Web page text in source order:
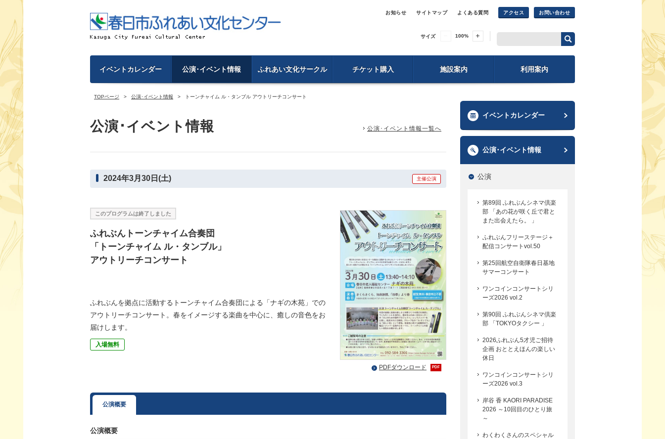
お知らせ サイトマップ よくある質問 アクセス お問い合わせ
サイズ 100%
イベントカレンダー 公演･イベント情報 ふれあい文化サークル チケット購入 施設案内 利用案内
TOPページ 公演･イベント情報 トーンチャイム ル・タンブル アウトリーチコンサート
公演･イベント情報 公演･イベント情報一覧へ
2024年3月30日(土) 主催公演
このプログラムは終了しました
ふれぶんトーンチャイム合奏団
「トーンチャイム ル・タンブル」
アウトリーチコンサート
ふれぶんを拠点に活動するトーンチャイム合奏団による「ナギの木苑」での
アウトリーチコンサート。春をイメージする楽曲を中心に、癒しの音色をお
届けします。
入場無料
PDFダウンロード PDF
公演概要
公演概要
イベントカレンダー
公演･イベント情報
公演
第89回 ふれぶんシネマ倶楽
部 「あの花が咲く丘で君と
また出会えたら。 」
ふれぶんフリーステージ＋
配信コンサートvol.50
第25回航空自衛隊春日基地
サマーコンサート
ワンコインコンサートシリ
ーズ2026 vol.2
第90回 ふれぶんシネマ倶楽
部 「TOKYOタクシー 」
2026ふれぶん5才児ご招待
企画 おととえほんの楽しい
休日
ワンコインコンサートシリ
ーズ2026 vol.3
岸谷 香 KAORI PARADISE
2026 ～10回目のひとり旅
～
わくわくさんのスペシャル